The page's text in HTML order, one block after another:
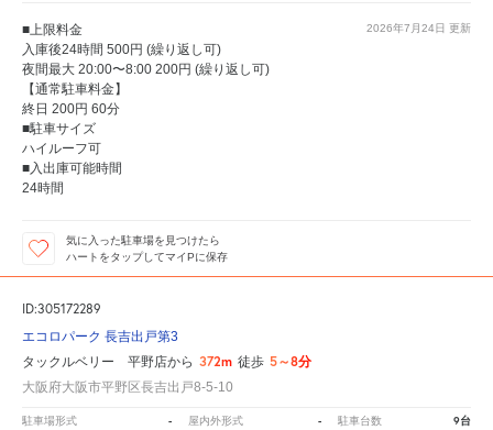
2026年7月24日 更新
■上限料金
入庫後24時間 500円 (繰り返し可)
夜間最大 20:00〜8:00 200円 (繰り返し可)
【通常駐車料金】
終日 200円 60分
■駐車サイズ
ハイルーフ可
■入出庫可能時間
24時間
気に入った駐車場を見つけたら
ハートをタップしてマイPに保存
ID:305172289
エコロパーク 長吉出戸第3
タックルベリー 平野店から 372m 徒歩 5～8分
大阪府大阪市平野区長吉出戸8-5-10
駐車場形式 - 屋内外形式 - 駐車台数 9台